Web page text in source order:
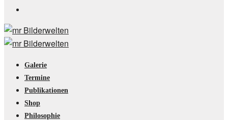
Galerie
Termine
Publikationen
Shop
Philosophie